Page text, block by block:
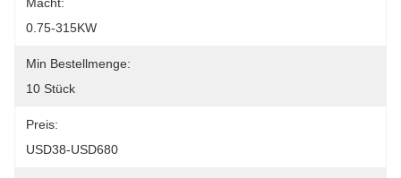
0.75-315KW
Min Bestellmenge:
10 Stück
Preis:
USD38-USD680